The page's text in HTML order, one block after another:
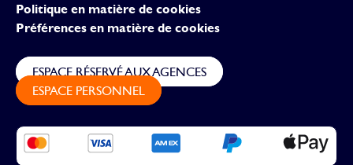
Politique en matière de cookies
Préférences en matière de cookies
ESPACE RÉSERVÉ AUX AGENCES
ESPACE PERSONNEL